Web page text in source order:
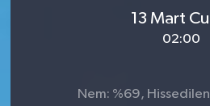
13 Mart
02:00
Nem: %69, Hissedilen